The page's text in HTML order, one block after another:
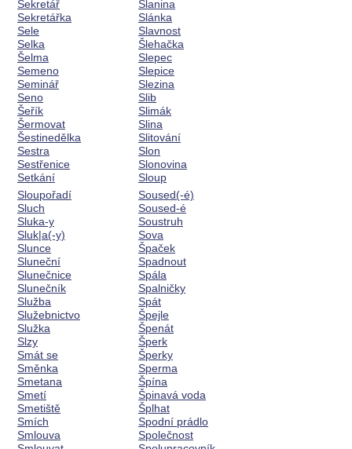
Sekretář
Sekretářka
Sele
Selka
Šelma
Semeno
Seminář
Seno
Šeřík
Šermovat
Šestinedělka
Sestra
Sestřenice
Setkání
Slanina
Slánka
Slavnost
Šlehačka
Slepec
Slepice
Slezina
Slib
Slimák
Slina
Slitování
Slon
Slonovina
Sloup
Sloupořadí
Sluch
Sluka-y
Sluk|a(-y)
Slunce
Sluneční
Slunečnice
Slunečník
Služba
Služebnictvo
Služka
Slzy
Smát se
Směnka
Smetana
Smetí
Smetiště
Smích
Smlouva
Soused(-é)
Soused-é
Soustruh
Sova
Špaček
Spadnout
Spála
Spalničky
Spát
Špejle
Špenát
Šperk
Šperky
Sperma
Špína
Špinavá voda
Šplhat
Spodní prádlo
Společnost